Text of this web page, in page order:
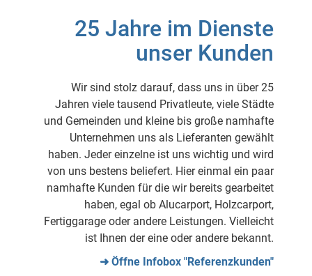
25 Jahre im Dienste
unser Kunden
Wir sind stolz darauf, dass uns in über 25
Jahren viele tausend Privatleute, viele Städte
und Gemeinden und kleine bis große namhafte
Unternehmen uns als Lieferanten gewählt
haben. Jeder einzelne ist uns wichtig und wird
von uns bestens beliefert. Hier einmal ein paar
namhafte Kunden für die wir bereits gearbeitet
haben, egal ob Alucarport, Holzcarport,
Fertiggarage oder andere Leistungen. Vielleicht
ist Ihnen der eine oder andere bekannt.
➜ Öffne Infobox "Referenzkunden"